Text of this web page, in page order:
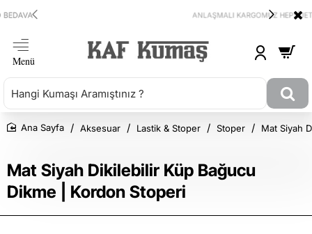
ANLAŞMALI KARGOMUZ HEPSİJET
Mat Siyah Dikilebilir Küp Bağucu
Dikme | Kordon Stoperi
Aksesuar Lastik & Stoper Stoper Mat Siyah